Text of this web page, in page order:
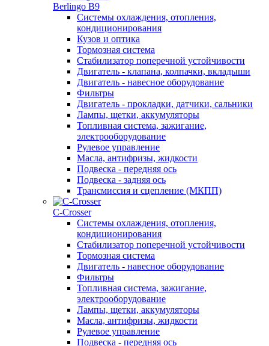
Berlingo B9
Системы охлаждения, отопления,
кондиционирования
Кузов и оптика
Тормозная система
Стабилизатор поперечной устойчивости
Двигатель - клапана, колпачки, вкладыши
Двигатель - навесное оборудование
Фильтры
Двигатель - прокладки, датчики, сальники
Лампы, щетки, аккумуляторы
Топливная система, зажигание,
электрооборудование
Рулевое управление
Масла, антифризы, жидкости
Подвеска - передняя ось
Подвеска - задняя ось
Трансмиссия и сцепление (МКПП)
С-Сrosser
Системы охлаждения, отопления,
кондиционирования
Стабилизатор поперечной устойчивости
Тормозная система
Двигатель - навесное оборудование
Фильтры
Топливная система, зажигание,
электрооборудование
Лампы, щетки, аккумуляторы
Масла, антифризы, жидкости
Рулевое управление
Подвеска - передняя ось